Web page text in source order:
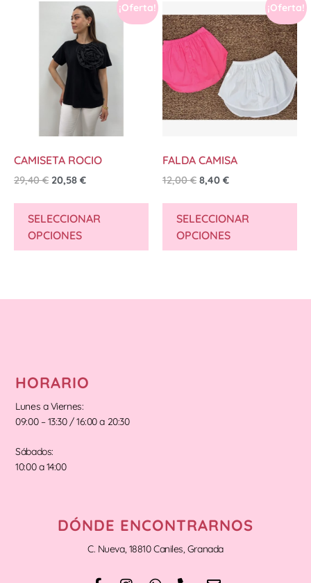
¡Oferta!
CAMISETA ROCIO
29,40€ 20,58 €
SELECCIONAR
OPCIONES
¡Oferta!
FALDA CAMISA
12,00€ 8,40 €
SELECCIONAR
OPCIONES
HORARIO
Lunes a Viernes:
09:00 – 13:30 / 16:00 a 20:30
Sábados:
10:00 a 14:00
DÓNDE ENCONTRARNOS
C. Nueva, 18810 Caniles, Granada